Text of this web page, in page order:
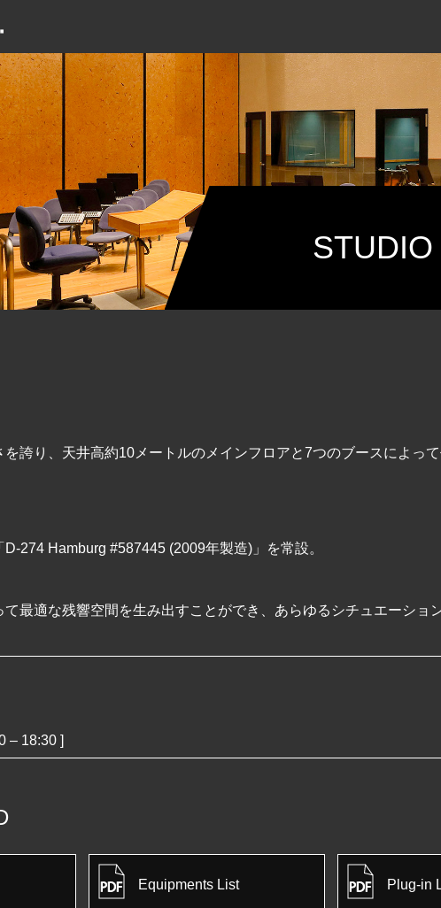
STUDIO
誇り、天井高約10メートルのメインフロアと7つのブースによ
274 Hamburg #587445 (2009年製造)」を常設。
最適な残響空間を生み出すことができ、あらゆるシチュエーショ
– 18:30 ]
Equipments List Plug-in